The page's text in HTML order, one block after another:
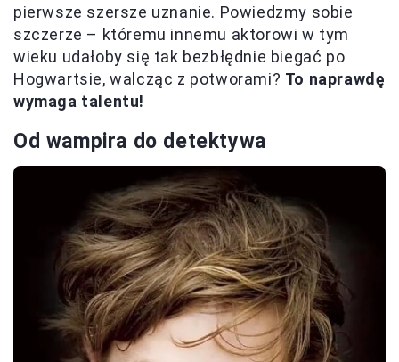
pierwsze szersze uznanie. Powiedzmy sobie
szczerze – któremu innemu aktorowi w tym
wieku udałoby się tak bezbłędnie biegać po
Hogwartsie, walcząc z potworami? To naprawdę
wymaga talentu!
Od wampira do detektywa